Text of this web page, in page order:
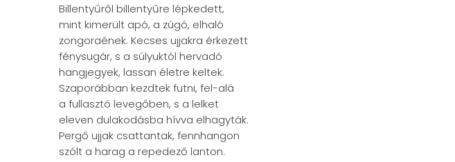
Billentyűről billentyűre lépkedett,
mint kimerült apó, a zúgó, elhaló
zongoraének. Kecses ujjakra érkezett
fénysugár, s a súlyuktól hervadó
hangjegyek, lassan életre keltek.
Szaporábban kezdtek futni, fel-alá
a fullasztó levegőben, s a lelket
eleven dulakodásba hívva elhagyták.
Pergő ujjak csattantak, fennhangon
szólt a harag a repedező lanton.